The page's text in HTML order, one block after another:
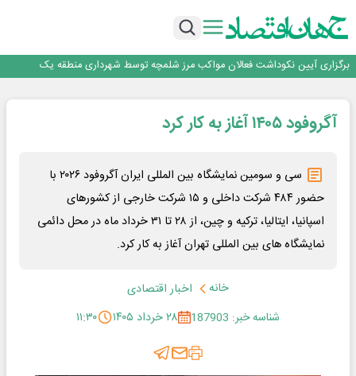
جمنای دستیار اصلی گوشی‌های اندرویدی می‌شود
برگزاری آیین نکوداشت فعالان مواکب مرز شلمچه توسط شهرداری منطقه یک
منطقه‌ای
بانک تجارت، تأمین‌کننده مالی پروژه بازسازی فازهای ۴ و ۵ پارس حنوبی
جمنای دستیار اصلی گوشی‌های اندرویدی می‌شود
برنده این رقابت داستان‌نویسی، انسان نبود!
ایران، شریک راهبردی اتحادیه اقتصادی اوراسیا در مسیر توسعه تجارت و همگرایی
آگروفود ۱۴۰۵ آغاز به کار کرد
سی و سومین نمایشگاه بین المللی ایران آگروفود ۲۰۲۶ با
حضور ۴۸۴ شرکت داخلی و ۱۵ شرکت خارجی از کشورهای
اسپانیا، ایتالیا، ترکیه و چین، از ۲۸ تا ۳۱ خرداد ماه در محل دائمی
نمایشگاه های بین المللی تهران آغاز به کار کرد.
خانه
اخبار اقتصادی
شناسه خبر: 187903
۲۸ خرداد ۱۴۰۵ ۱۱:۳۰